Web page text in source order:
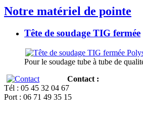
Notre matériel de pointe
Tête de soudage TIG fermée
Pour le soudage tube à tube de
Contact :
Tél : 05 45 32 04 67
Port : 06 71 49 35 15